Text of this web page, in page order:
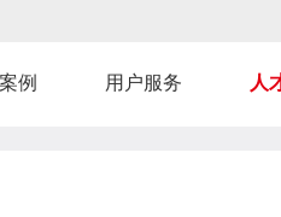
例 用户服务 人